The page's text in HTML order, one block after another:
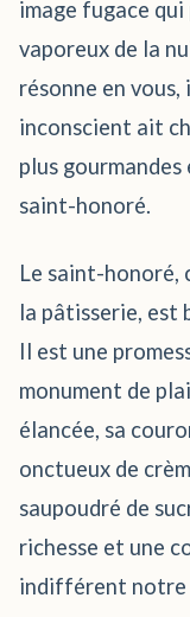
image fugace
vaporeux de la
résonne en
inconscient ait
plus
saint-honoré.
Le saint-
la pâtisserie, est
Il est une
monument de
élancée, sa
onctueux de
saupoudré de
richesse et une
indifférent notre